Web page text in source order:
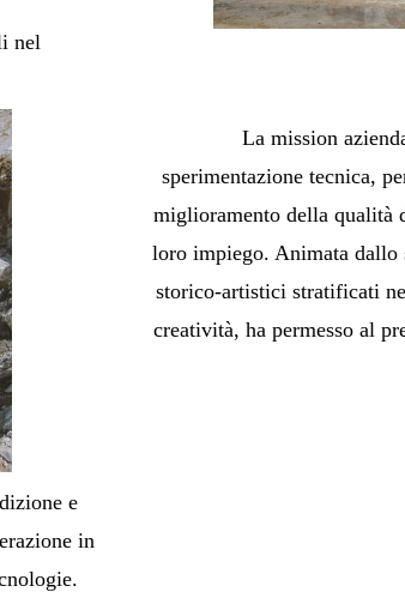
nel
La mission
sperimentazione tecnica,
miglioramento della qualità
loro impiego. Animata
storico-artistici stratificati
creatività, ha permesso al
e
in